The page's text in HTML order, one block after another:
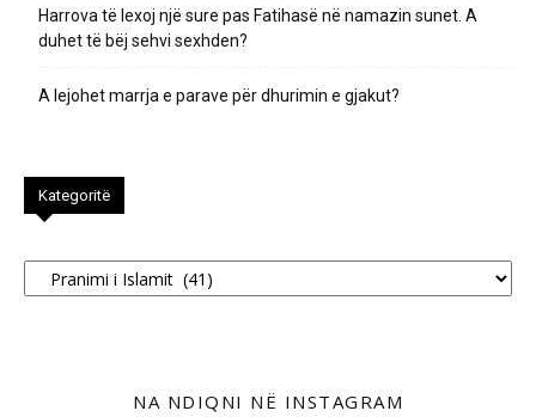
Harrova të lexoj një sure pas Fatihasë në namazin sunet. A
duhet të bëj sehvi sexhden?
A lejohet marrja e parave për dhurimin e gjakut?
Kategoritë
Kategoritë
NA NDIQNI NË INSTAGRAM